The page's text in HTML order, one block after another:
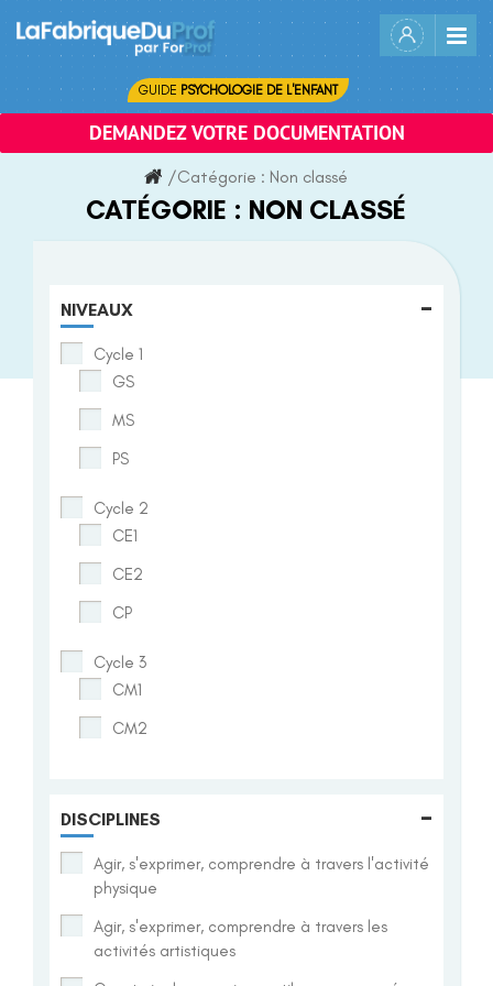
content
GUIDE PSYCHOLOGIE DE L'ENFANT
DEMANDEZ VOTRE DOCUMENTATION
/Catégorie : Non classé
CATÉGORIE : NON CLASSÉ
NIVEAUX -
Cycle 1
GS
MS
PS
Cycle 2
CE1
CE2
CP
Cycle 3
CM1
CM2
DISCIPLINES -
Agir, s'exprimer, comprendre à travers l'activité
physique
Agir, s'exprimer, comprendre à travers les
activités artistiques